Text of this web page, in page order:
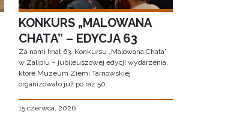
KONKURS „MALOWANA
CHATA” – EDYCJA 63
Za nami finał 63. Konkursu „Malowana Chata”
w Zalipiu – jubileuszowej edycji wydarzenia,
które Muzeum Ziemi Tarnowskiej
organizowało już po raz 50.
15 czerwca, 2026